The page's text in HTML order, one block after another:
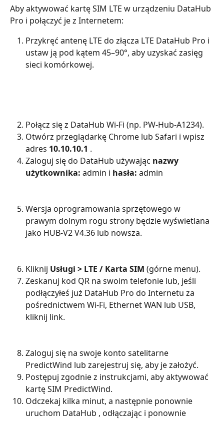
Aby aktywować kartę SIM LTE w urządzeniu DataHub
Pro i połączyć je z Internetem:
Przykręć antenę LTE do złącza LTE DataHub Pro i
ustaw ją pod kątem 45–90°, aby uzyskać zasięg
sieci komórkowej.
Połącz się z DataHub Wi-Fi (np. PW-Hub-A1234).
Otwórz przeglądarkę Chrome lub Safari i wpisz
adres 10.10.10.1 .
Zaloguj się do DataHub używając nazwy
użytkownika: admin i hasła: admin
Wersja oprogramowania sprzętowego w
prawym dolnym rogu strony będzie wyświetlana
jako HUB-V2 V4.36 lub nowsza.
Kliknij Usługi > LTE / Karta SIM (górne menu).
Zeskanuj kod QR na swoim telefonie lub, jeśli
podłączyłeś już DataHub Pro do Internetu za
pośrednictwem Wi-Fi, Ethernet WAN lub USB,
kliknij link.
Zaloguj się na swoje konto satelitarne
PredictWind lub zarejestruj się, aby je założyć.
Postępuj zgodnie z instrukcjami, aby aktywować
kartę SIM PredictWind.
Odczekaj kilka minut, a następnie ponownie
uruchom DataHub , odłączając i ponownie